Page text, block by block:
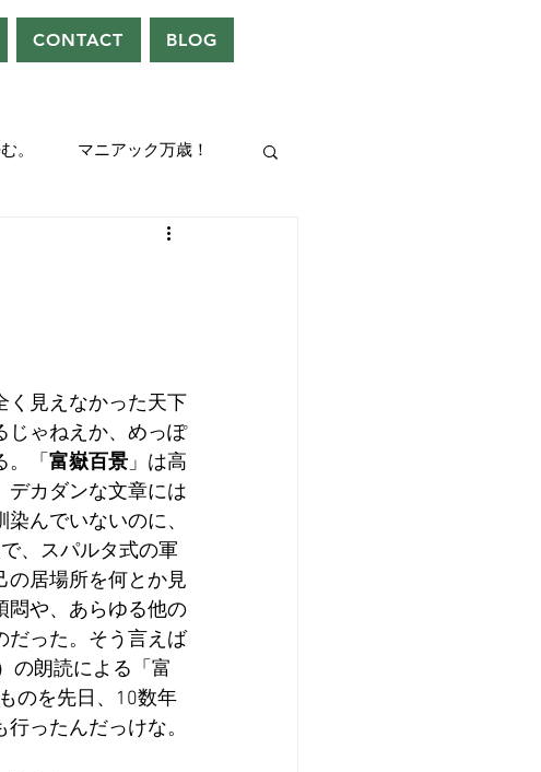
CONTACT BLOG
。 マニアック万歳！
ズ。
く見えなかった天下
じゃねえか、めっぽ
「 富嶽百景 」は高
デカダンな文章には
んでいないのに、
、スパルタ式の軍
の居場所を何とか見
悶や、あらゆる他の
だった。そう言えば
の朗読による「富
のを先日、10数年
ったんだっけな。